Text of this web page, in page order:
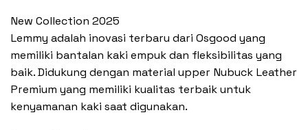
Rp385.000.
New Collection 2025
Lemmy adalah inovasi terbaru dari Osgood yang
memiliki bantalan kaki empuk dan fleksibilitas yang
baik. Didukung dengan material upper Nubuck Leather
Premium yang memiliki kualitas terbaik untuk
kenyamanan kaki saat digunakan.